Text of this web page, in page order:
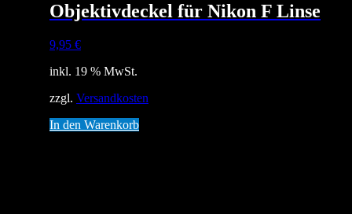
Objektivdeckel für Nikon F Linse
9,95 €
inkl. 19 % MwSt.
zzgl. Versandkosten
In den Warenkorb